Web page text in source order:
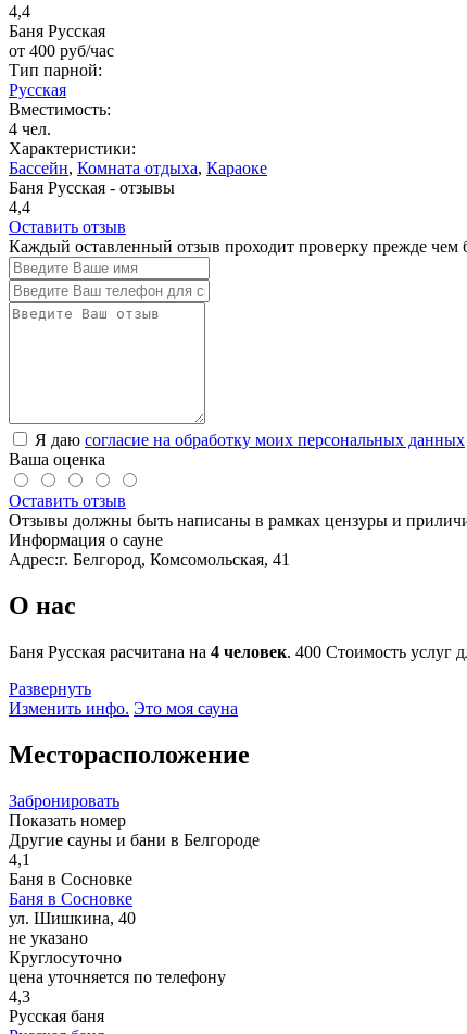
4,4
Баня Русская
от 400 руб/час
Тип парной:
Русская
Вместимость:
4 чел.
Характеристики:
Бассейн, Комната отдыха, Караоке
Баня Русская - отзывы
4,4
Оставить отзыв
Каждый оставленный отзыв проходит проверку прежде чем
Я даю согласие на обработку моих персональных данных
Ваша оценка
Оставить отзыв
Отзывы должны быть написаны в рамках цензуры и
Информация о сауне
Адрес:г. Белгород, Комсомольская, 41
О нас
Баня Русская расчитана на 4 человек. 400 Стоимость услуг
Развернуть
Изменить инфо. Это моя сауна
Месторасположение
Забронировать
Показать номер
Другие сауны и бани в Белгороде
4,1
Баня в Сосновке
Баня в Сосновке
ул. Шишкина, 40
не указано
Круглосуточно
цена уточняется по телефону
4,3
Русская баня